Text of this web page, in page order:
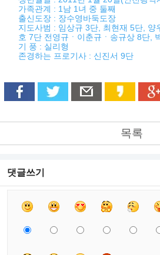
가족관계 : 1남 1녀 중 둘째
출신도장 : 장수영바둑도장
지도사범 : 임상규 3단, 최현재 5단, 양
호 7단 전영규ㆍ이춘규ㆍ송규상 8단,
기 풍 : 실리형
존경하는 프로기사 : 신진서 9단
목록
댓글쓰기